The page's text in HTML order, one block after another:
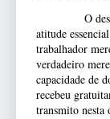
O
atitude
trabalhador
verdadeiro
capacidade de
recebeu
transmito nesta